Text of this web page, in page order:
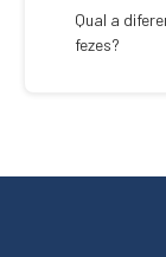
Qual a
fezes?